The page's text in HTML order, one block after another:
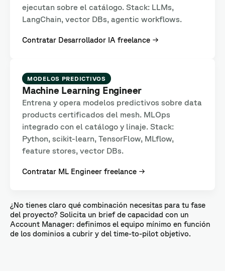
ejecutan sobre el catálogo. Stack: LLMs,
LangChain, vector DBs, agentic workflows.
Contratar Desarrollador IA freelance →
MODELOS PREDICTIVOS
Machine Learning Engineer
Entrena y opera modelos predictivos sobre data
products certificados del mesh. MLOps
integrado con el catálogo y linaje. Stack:
Python, scikit-learn, TensorFlow, MLflow,
feature stores, vector DBs.
Contratar ML Engineer freelance →
¿No tienes claro qué combinación necesitas para tu fase
del proyecto? Solicita un brief de capacidad con un
Account Manager: definimos el equipo mínimo en función
de los dominios a cubrir y del time-to-pilot objetivo.